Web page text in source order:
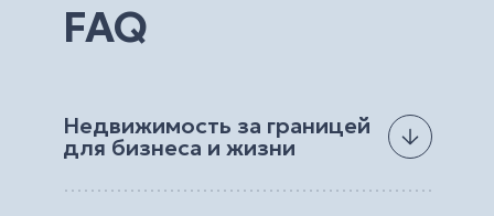
FAQ
Недвижимость за границей
для бизнеса и жизни
Мечтаете иметь квартиру или дом у моря на